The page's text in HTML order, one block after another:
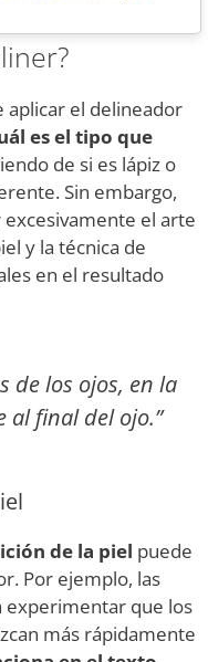
aplicar el delineador
es el tipo que
de si es lápiz o
Sin embargo,
el arte
y la técnica de
en el resultado
de los ojos, en la
al final del ojo.”
de la piel puede
Por ejemplo, las
experimentar que los
más rápidamente